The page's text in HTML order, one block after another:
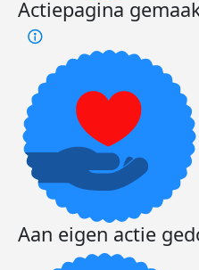
Actiepagina
Aan eigen actie